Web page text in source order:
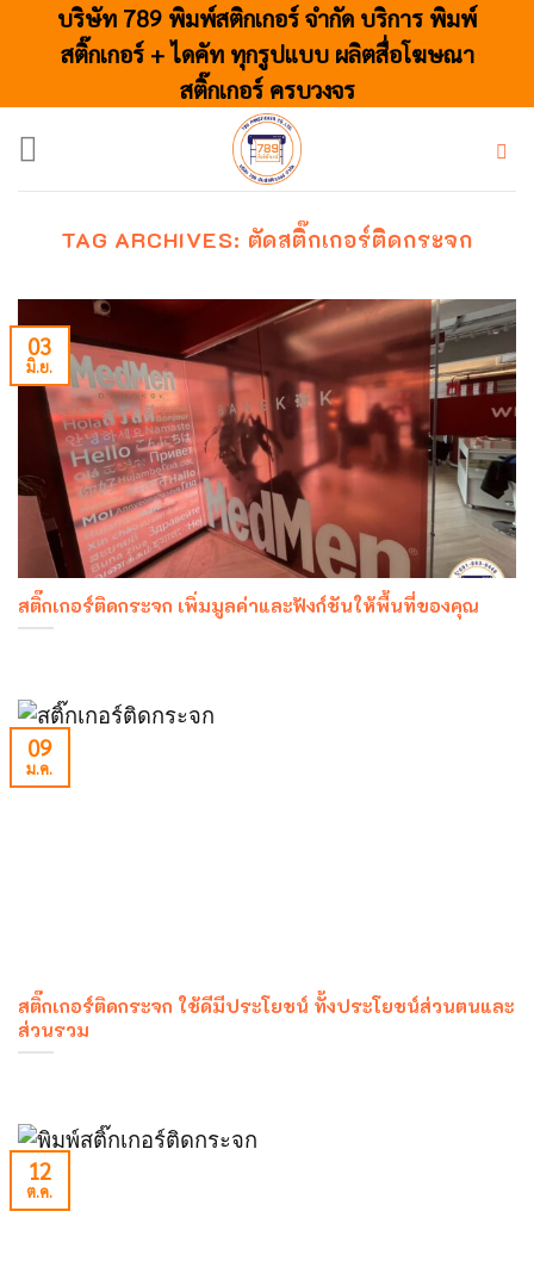
บริษัท 789 พิมพ์สติกเกอร์ จำกัด บริการ พิมพ์
สติ๊กเกอร์ + ไดคัท ทุกรูปแบบ ผลิตสื่อโฆษณา
สติ๊กเกอร์ ครบวงจร
TAG ARCHIVES: ตัดสติ๊กเกอร์ติดกระจก
สติ๊กเกอร์ติดกระจก เพิ่มมูลค่าและฟังก์ชันให้พื้นที่ของคุณ
03
มิ.ย.
สติ๊กเกอร์ติดกระจก ใช้ดีมีประโยชน์ ทั้งประโยชน์ส่วนตนและ
ส่วนรวม
09
ม.ค.
12
ต.ค.